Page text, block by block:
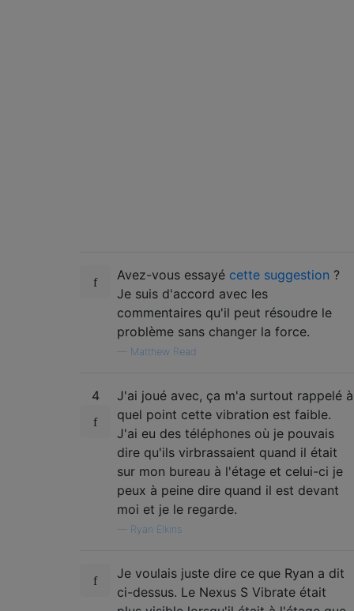
Avez-vous essayé cette suggestion ?
Je suis d'accord avec les
commentaires qu'il peut résoudre le
problème sans changer la force.
Matthew Read
4
J'ai joué avec, ça m'a surtout rappelé à
quel point cette vibration est faible.
J'ai eu des téléphones où je pouvais
dire qu'ils virbrassaient quand il était
sur mon bureau à l'étage et celui-ci je
peux à peine dire quand il est devant
moi et je le regarde.
Ryan Elkins
Je voulais juste dire ce que Ryan a dit
ci-dessus. Le Nexus S Vibrate était